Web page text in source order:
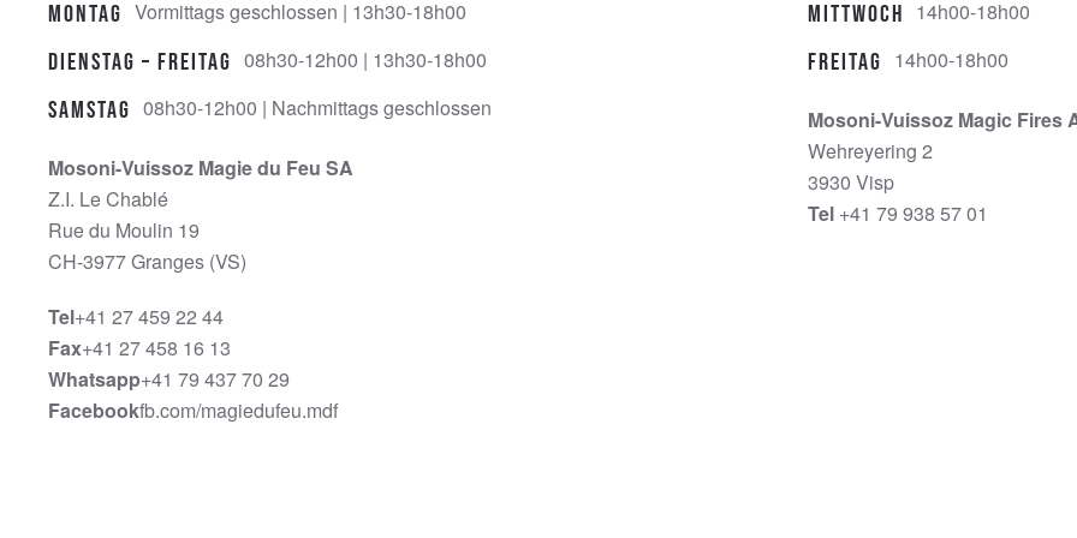
Montag Vormittags geschlossen | 13h30-18h00
Dienstag – Freitag 08h30-12h00 | 13h30-18h00
Samstag 08h30-12h00 | Nachmittags geschlossen
Mosoni-Vuissoz Magie du Feu SA
Z.I. Le Chablé
Rue du Moulin 19
CH-3977 Granges (VS)
Tel+41 27 459 22 44
Fax+41 27 458 16 13
Whatsapp+41 79 437 70 29
Facebookfb.com/magiedufeu.mdf
Mittwoch 14h00-18h00
Freitag 14h00-18h00
Mosoni-Vuissoz Magic Fires
Wehreyering 2
3930 Visp
Tel +41 79 938 57 01